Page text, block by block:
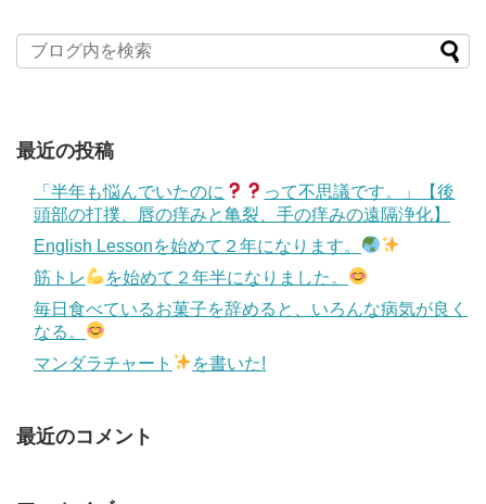
最近の投稿
「半年も悩んでいたのに
って不思議です。」【後
頭部の打撲、唇の痒みと亀裂、手の痒みの遠隔浄化】
English Lessonを始めて２年になります。
筋トレ
を始めて２年半になりました。
毎日食べているお菓子を辞めると、いろんな病気が良く
なる。
マンダラチャート
を書いた!
最近のコメント